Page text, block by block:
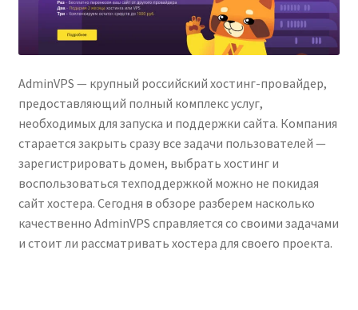
AdminVPS — крупный российский хостинг-провайдер,
предоставляющий полный комплекс услуг,
необходимых для запуска и поддержки сайта. Компания
старается закрыть сразу все задачи пользователей —
зарегистрировать домен, выбрать хостинг и
воспользоваться техподдержкой можно не покидая
сайт хостера. Сегодня в обзоре разберем насколько
качественно AdminVPS справляется со своими задачами
и стоит ли рассматривать хостера для своего проекта.